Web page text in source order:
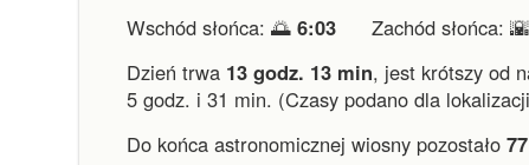
Wschód słońca: 🌅 6:03 Zachód słońca: 🌇
Dzień trwa 13 godz. 13 min, jest krótszy od
5 godz. i 31 min. (Czasy podano dla lokalizacji
Do końca astronomicznej wiosny pozostało 77